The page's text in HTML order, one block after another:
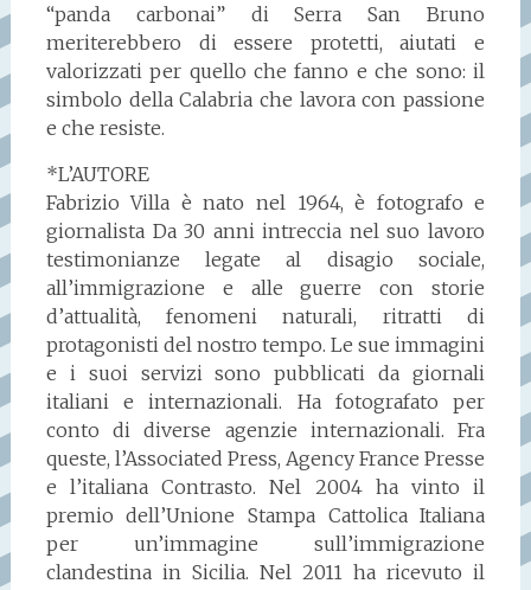
“panda carbonai” di Serra San Bruno
meriterebbero di essere protetti, aiutati e
valorizzati per quello che fanno e che sono: il
simbolo della Calabria che lavora con passione
e che resiste.
*L’AUTORE
Fabrizio Villa è nato nel 1964, è fotografo e
giornalista Da 30 anni intreccia nel suo lavoro
testimonianze legate al disagio sociale,
all’immigrazione e alle guerre con storie
d’attualità, fenomeni naturali, ritratti di
protagonisti del nostro tempo. Le sue immagini
e i suoi servizi sono pubblicati da giornali
italiani e internazionali. Ha fotografato per
conto di diverse agenzie internazionali. Fra
queste, l’Associated Press, Agency France Presse
e l’italiana Contrasto. Nel 2004 ha vinto il
premio dell’Unione Stampa Cattolica Italiana
per un’immagine sull’immigrazione
clandestina in Sicilia. Nel 2011 ha ricevuto il